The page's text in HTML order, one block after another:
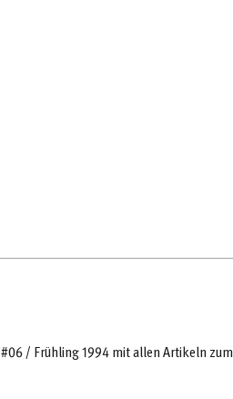
/ Frühling 1994 mit allen Artikeln zum